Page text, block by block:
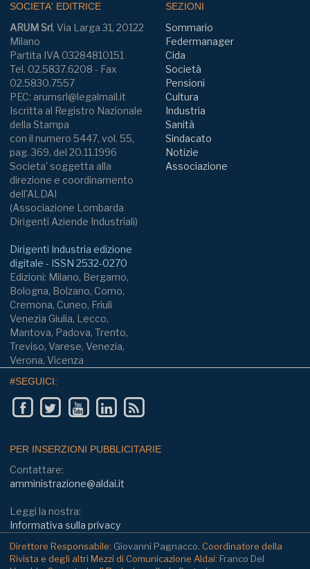
SOCIETA' EDITRICE
ARUM Srl, Via Larga 31, 20122
Milano
Partita IVA 03284810151
Tel. 02.5837.6208 - Fax
02.5830.7557
PEC: arumsrl@legalmail.it
Iscritta al Registro Nazionale
della Stampa
con il numero 5447, vol. 55,
pag. 369, del 20.11.1996
Societa' soggetta alla
direzione e coordinamento
dell'ALDAI
(Associazione Lombarda
Dirigenti Aziende Industriali)
Dirigenti Industria edizione
digitale - ISSN 2532-0270
Edizioni: Milano, Bergamo,
Bologna, Bolzano, Como,
Cremona, Cuneo, Friuli
Venezia Giulia, Lecco,
Mantova, Padova, Trento,
Treviso, Varese, Venezia,
Verona, Vicenza
SEZIONI
Sommario
Federmanager
Cida
Società
Pensioni
Cultura
Industria
Sanità
Sindacato
Notizie
Associazione
#SEGUICI:
PER INSERZIONI PUBBLICITARIE
Contattare:
amministrazione@aldai.it
Leggi la nostra:
Informativa sulla privacy
Direttore Responsabile: Giovanni Pagnacco. Coordinatore della
Rivista e degli altri Mezzi di Comunicazione Aldai: Franco Del